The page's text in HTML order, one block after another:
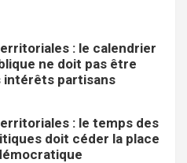
: le calendrier
ne doit pas être
intérêts partisans
: le temps des
doit céder la place